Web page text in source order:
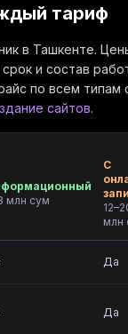
тариф
в Ташкенте.
и состав
по всем типам
сайтов.
млн сум
С
млн
Да
Да